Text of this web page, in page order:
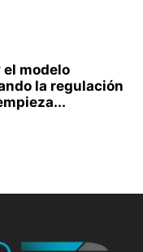
el modelo
la regulación